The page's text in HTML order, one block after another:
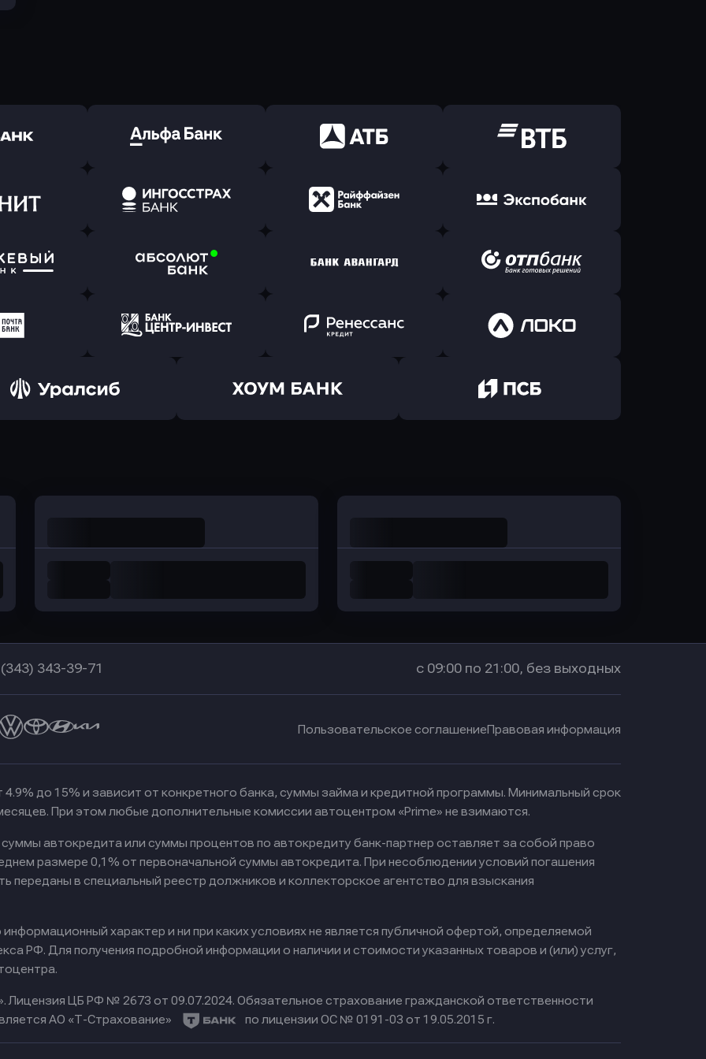
заявку
Оправить заявку
в Альфа-Банк
Оправить заявку
в АТБ Банк
в ВТБ
заявку
Банк
Оправить заявку
в Ингосстрах Банк
в Райффайзен Банк
Оправить заявку
в Экспобанк
заявку
Оправить заявку
в Абсолют Банк
Оправить заявку
в Банк Авангард
Оправить заявку
в ОТП БАНК
заявку
Банк
Оправить заявку
Оправить заявку
в Ренессанс Банк
Оправить заявку
в Локо-Банк
343-39-71 с 09:00 по 21:00, без выходных
Пользовательское соглашениеПравовая информация
4.9% до 15% и зависит от конкретного банка, суммы займа и кредитной программы. Минимальный срок
При этом любые дополнительные комиссии автоцентром «Prime» не взимаются.
автокредита или суммы процентов по автокредиту банк-партнер оставляет за собой право
размере 0,1% от первоначальной суммы автокредита. При несоблюдении условий погашения
переданы в специальный реестр должников и коллекторское агентство для взыскания
характер и ни при каких условиях не является публичной офертой, определяемой
РФ. Для получения подробной информации о наличии и стоимости указанных товаров и (или) услуг,
Лицензия ЦБ РФ № 2673 от 09.07.2024. Обязательное страхование гражданской ответственности
АО «Т-Страхование»
по лицензии ОС № 0191-03 от 19.05.2015 г.